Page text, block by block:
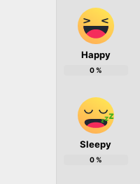
Happy
0%
Sleepy
0%